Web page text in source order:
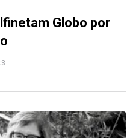
Globo por